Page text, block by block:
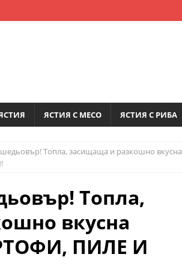
ЯСТИЯ С МЕСО ЯСТИЯ С РИБА
Топла, засищаща и разкошно вкусна
Топла,
вкусна
ПИЛЕ И